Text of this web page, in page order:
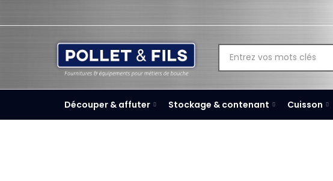
Découper & affuter Stockage & contenant Cuisson